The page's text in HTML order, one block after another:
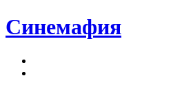
Синемафия